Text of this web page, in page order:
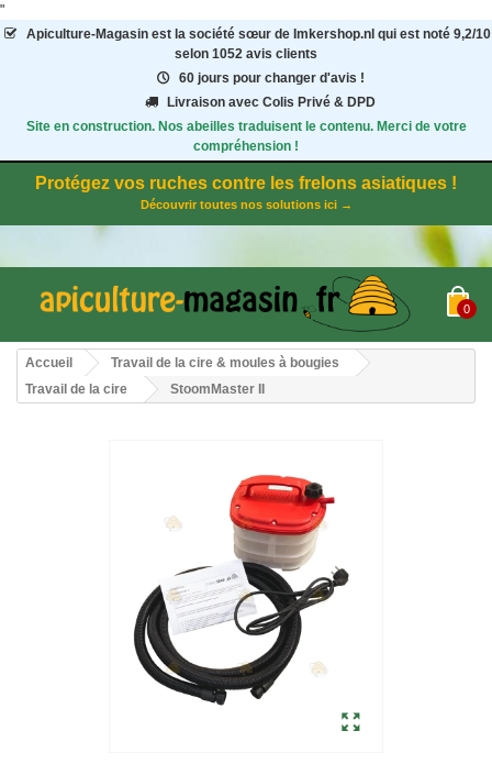
"
Apiculture-Magasinest la société sœur de Imkershop.nl qui est noté 9,2/10
selon 1052 avis clients
60 jours pour changer d'avis !
Livraison avec Colis Privé & DPD
Site en construction. Nos abeilles traduisent le contenu. Merci de votre
compréhension !
Protégez vos ruches contre les frelons asiatiques !
Découvrir toutes nos solutions ici →
0
Accueil
Travail de la cire & moules à bougies
Travail de la cire
StoomMaster II